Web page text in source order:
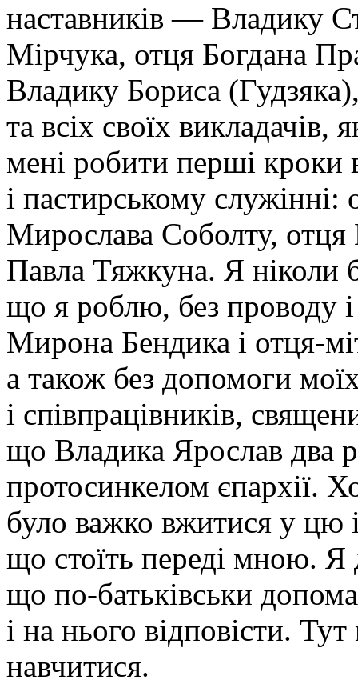
наставників — Владику
Мірчука, отця Богдана
Владику Бориса
та всіх своїх викладачів,
мені робити перші
і пастирському
Мирослава Соболту,
Павла Тяжкуна. Я ніколи
що я роблю, без проводу
Мирона Бендика і отця-
а також без допомоги
і співпрацівників,
що Владика Ярослав два
протосинкелом єпархії.
було важко вжитися у цю
що стоїть переді мною. Я
що по-батьківськи
і на нього відповісти.
навчитися.